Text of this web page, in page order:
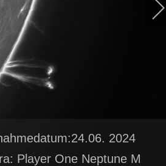
2024
Player One Neptune M